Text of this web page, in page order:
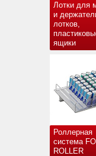
Лотки для
и
лотков,
ящики
Роллерная
система
ROLLER